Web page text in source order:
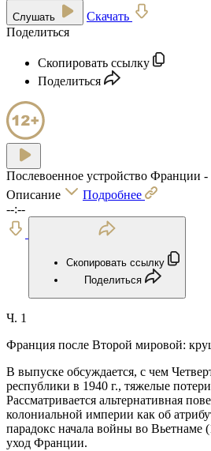
Слушать
Скачать
Поделиться
Скопировать ссылку
Поделиться
Послевоенное устройство Франции -
Описание
Подробнее
--:--
Скопировать ссылку
Поделиться
Ч. 1
Франция после Второй мировой:
В выпуске обсуждается, с чем
республики в 1940 г., тяжелые
Рассматривается альтернативная
колониальной империи как об
парадокс начала войны во
уход Франции.